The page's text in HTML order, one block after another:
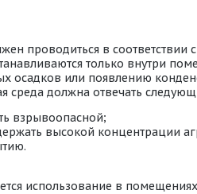
проводиться в
только внутри
осадков или появлению
среда должна отвечать
взрывоопасной;
высокой концентрации
использование в